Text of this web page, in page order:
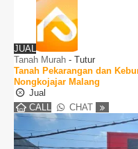
JUAL
Tanah Murah - Tutur
Tanah Pekarangan dan
Nongkojajar Malang
Jual
CALL
CHAT